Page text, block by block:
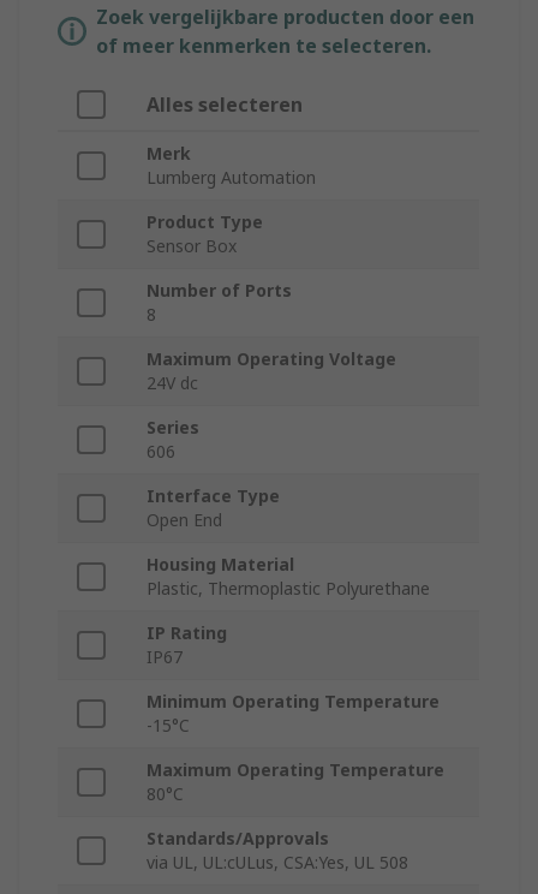
Zoek vergelijkbare producten door een
of meer kenmerken te selecteren.
Alles selecteren
Merk
Lumberg Automation
Product Type
Sensor Box
Number of Ports
8
Maximum Operating Voltage
24V dc
Series
606
Interface Type
Open End
Housing Material
Plastic, Thermoplastic Polyurethane
IP Rating
IP67
Minimum Operating Temperature
-15°C
Maximum Operating Temperature
80°C
Standards/Approvals
via UL, UL:cULus, CSA:Yes, UL 508